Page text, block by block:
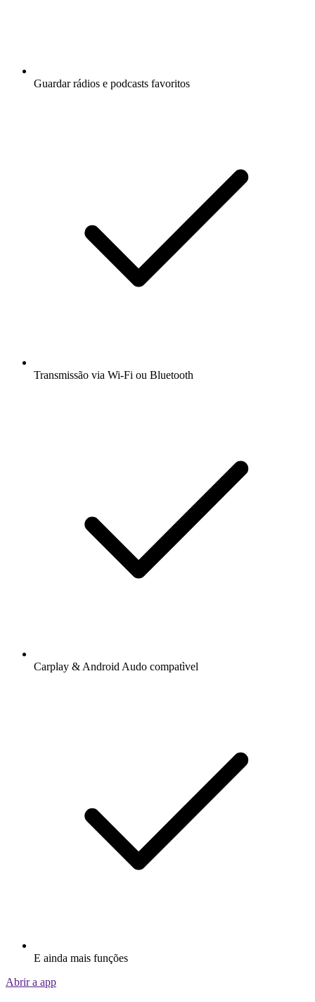
Guardar rádios e podcasts favoritos
Transmissão via Wi-Fi ou Bluetooth
Carplay & Android Audo compatìvel
E ainda mais funções
Abrir a app